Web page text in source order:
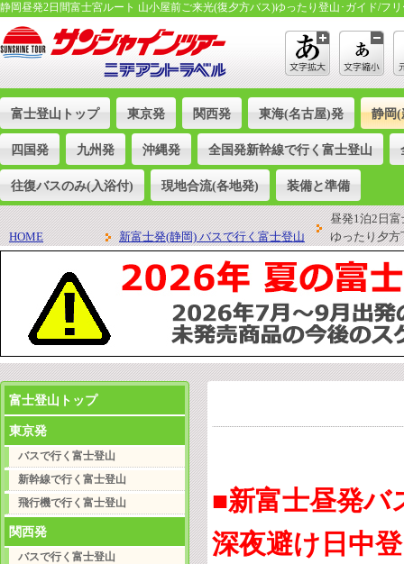
静岡昼発2日間富士宮ルート 山小屋前ご来光(復夕方バス)ゆったり登山･ガイド/フ
富士登山トップ 東京発 関西発 東海(名古屋)発 静岡(
四国発 九州発 沖縄発 全国発新幹線で行く富士登山
往復バスのみ(入浴付) 現地合流(各地発) 装備と準備
HOME 新富士発(静岡) バスで行く富士登山
昼発1泊2日
ゆったり夕方
富士登山トップ
東京発
バスで行く富士登山
新幹線で行く富士登山
飛行機で行く富士登山
関西発
バスで行く富士登山
■新富士昼発バ
深夜避け日中